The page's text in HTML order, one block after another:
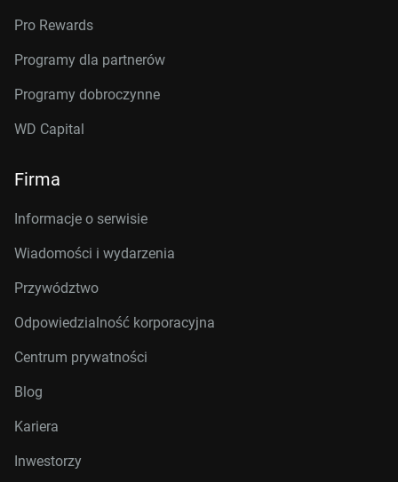
Pro Rewards
Programy dla partnerów
Programy dobroczynne
WD Capital
Firma
Informacje o serwisie
Wiadomości i wydarzenia
Przywództwo
Odpowiedzialność korporacyjna
Centrum prywatności
Blog
Kariera
Inwestorzy